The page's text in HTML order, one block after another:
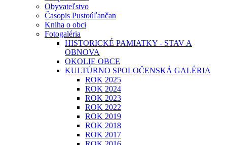
Obyvateľstvo
Časopis Pustoúľančan
Kniha o obci
Fotogaléria
HISTORICKÉ PAMIATKY - STAV A
OBNOVA
OKOLIE OBCE
KULTÚRNO SPOLOČENSKÁ GALÉRIA
ROK 2025
ROK 2024
ROK 2023
ROK 2022
ROK 2019
ROK 2018
ROK 2017